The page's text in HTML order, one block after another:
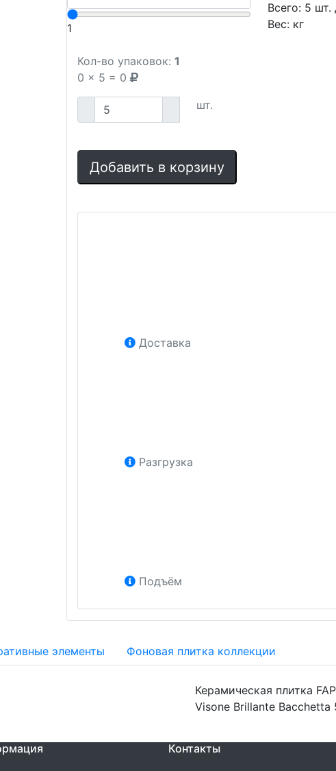
1
Всего: 5 шт.
Вес: кг
Кол-во упаковок: 1
0 x 5 = 0
шт.
Добавить в корзину
Доставка
Разгрузка
Подъём
элементы Фоновая плитка коллекции
Керамическая плитка
Visone Brillante Bacchetta
Контакты